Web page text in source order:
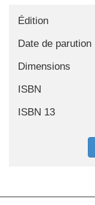
Édition
Date de parution
Dimensions
ISBN
ISBN 13